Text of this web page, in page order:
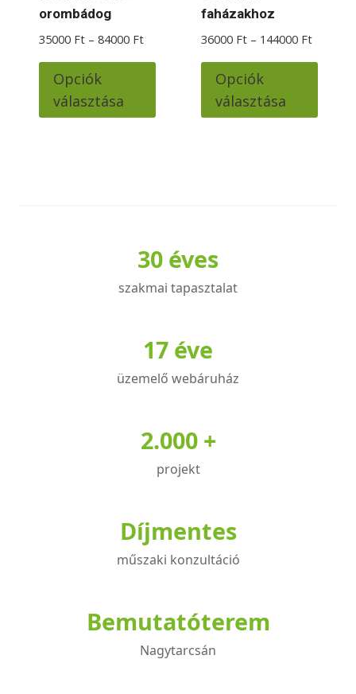
orombádog
35000 Ft – 84000 FtÁrtartomány:
Opciók
választása
terméknek
termékoldalon
választhatók
faházakhoz
36000 Ft – 144000 Ft
Opciók
választása
30 éves
szakmai tapasztalat
17 éve
üzemelő webáruház
2.000 +
projekt
Díjmentes
műszaki konzultáció
Bemutatóterem
Nagytarcsán